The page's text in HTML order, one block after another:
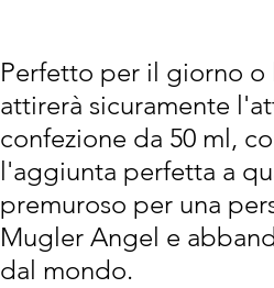
Perfetto per il giorno
attirerà sicuramente
confezione da 50 ml,
l'aggiunta perfetta a
premuroso per una
Mugler Angel e
dal mondo.